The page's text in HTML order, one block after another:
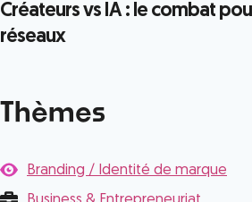
Créateurs vs IA : le combat
réseaux
Thèmes
Branding / Identité de marque